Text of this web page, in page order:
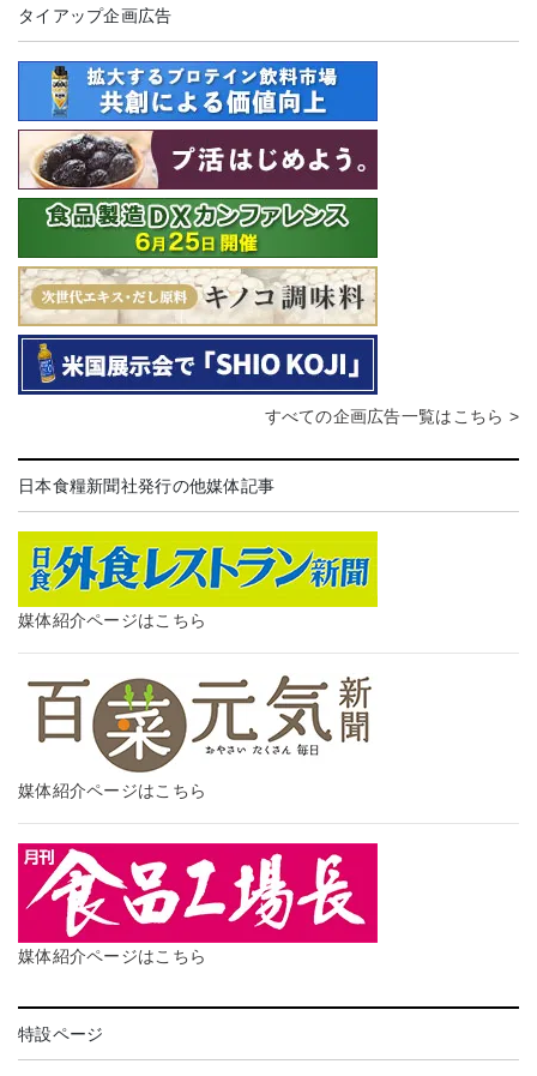
タイアップ企画広告
すべての企画広告一覧はこちら >
日本食糧新聞社発行の他媒体記事
媒体紹介ページはこちら
媒体紹介ページはこちら
媒体紹介ページはこちら
特設ページ